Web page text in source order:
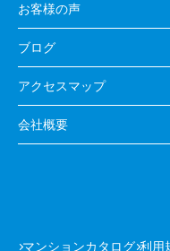
お客様の声
ブログ
アクセスマップ
会社概要
マンションカタログ 利用